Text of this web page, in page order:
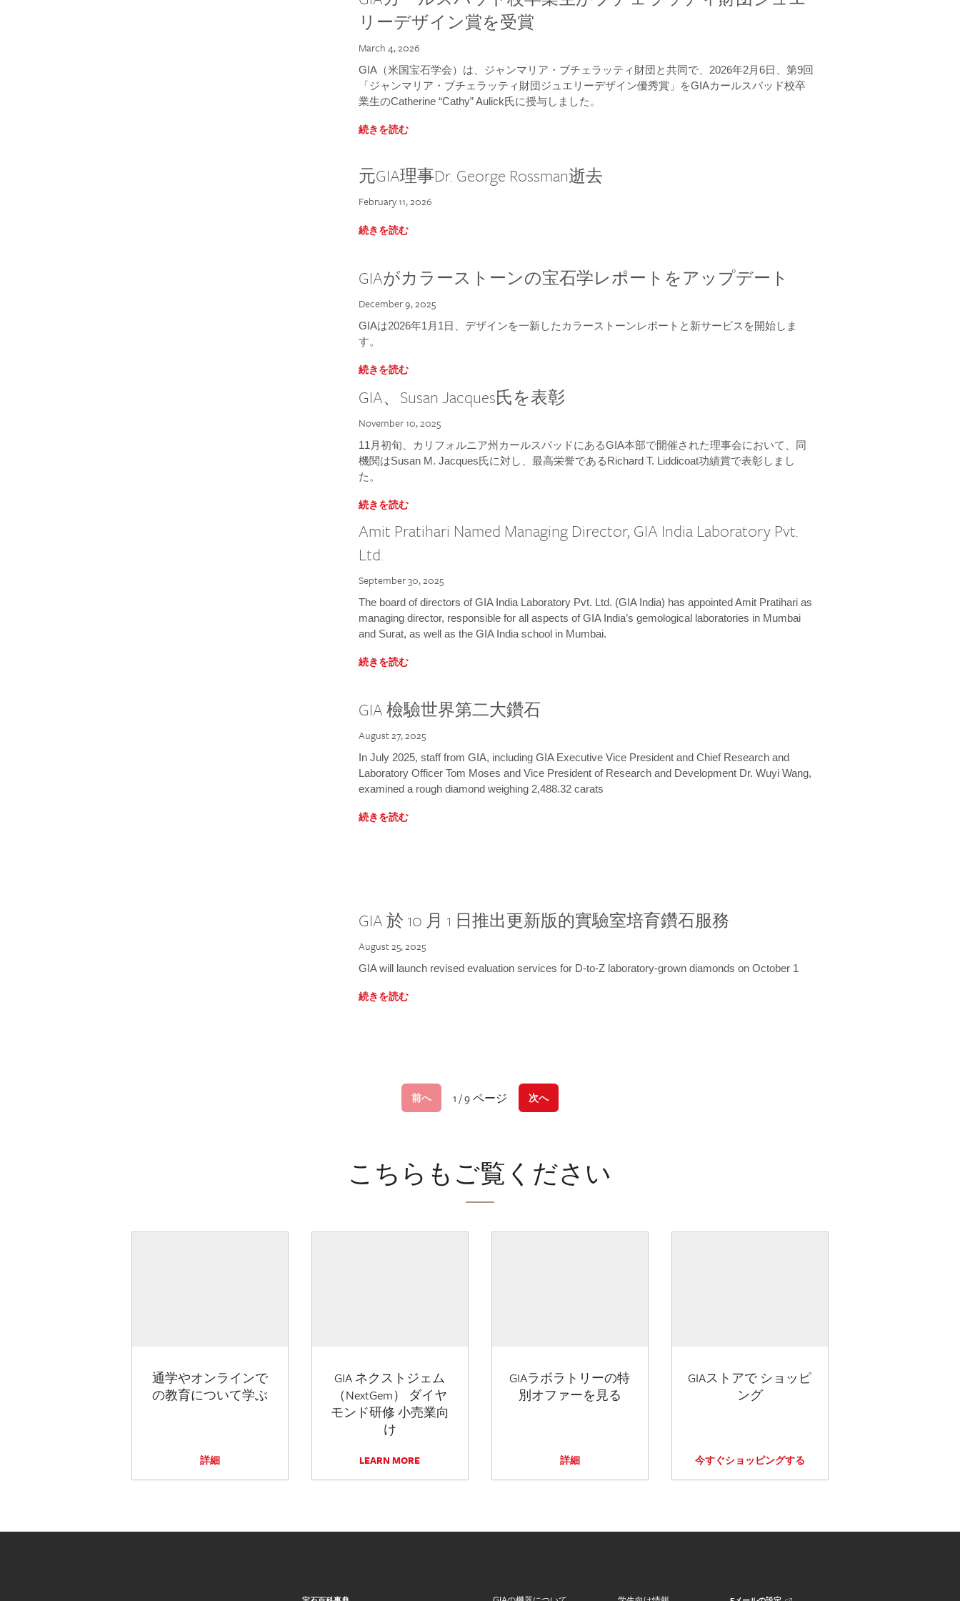
リーデザイン賞を受賞
March 4, 2026
GIA（米国宝石学会）は、ジャンマリア・ブチェラッティ財団と共同で、2026年2月6日、第9回
「ジャンマリア・ブチェラッティ財団ジュエリーデザイン優秀賞」をGIAカールスバッド校卒
業生のCatherine “Cathy” Aulick氏に授与しました。
続きを読む
元GIA理事Dr. George Rossman逝去
February 11, 2026
続きを読む
GIAがカラーストーンの宝石学レポートをアップデート
December 9, 2025
GIAは2026年1月1日、デザインを一新したカラーストーンレポートと新サービスを開始しま
す。
続きを読む
GIA、Susan Jacques氏を表彰
November 10, 2025
11月初旬、カリフォルニア州カールスバッドにあるGIA本部で開催された理事会において、同
機関はSusan M. Jacques氏に対し、最高栄誉であるRichard T. Liddicoat功績賞で表彰しまし
た。
続きを読む
Amit Pratihari Named Managing Director, GIA India Laboratory Pvt.
Ltd.
September 30, 2025
The board of directors of GIA India Laboratory Pvt. Ltd. (GIA India) has appointed Amit Pratihari as
managing director, responsible for all aspects of GIA India’s gemological laboratories in Mumbai
and Surat, as well as the GIA India school in Mumbai.
続きを読む
GIA 檢驗世界第二大鑽石
August 27, 2025
In July 2025, staff from GIA, including GIA Executive Vice President and Chief Research and
Laboratory Officer Tom Moses and Vice President of Research and Development Dr. Wuyi Wang,
examined a rough diamond weighing 2,488.32 carats
続きを読む
GIA 於 10 月 1 日推出更新版的實驗室培育鑽石服務
August 25, 2025
GIA will launch revised evaluation services for D-to-Z laboratory-grown diamonds on October 1
続きを読む
前へ 1 / 9 ページ 次へ
こちらもご覧ください
通学やオンラインで
の教育について学ぶ
詳細
GIA ネクストジェム
（NextGem） ダイヤ
モンド研修 小売業向
け
LEARN MORE
GIAラボラトリーの特
別オファーを見る
詳細
GIAストアで ショッピ
ング
今すぐショッピングする